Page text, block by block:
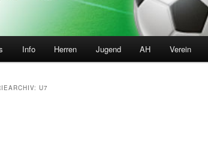
Info Herren Jugend AH Verein
U7